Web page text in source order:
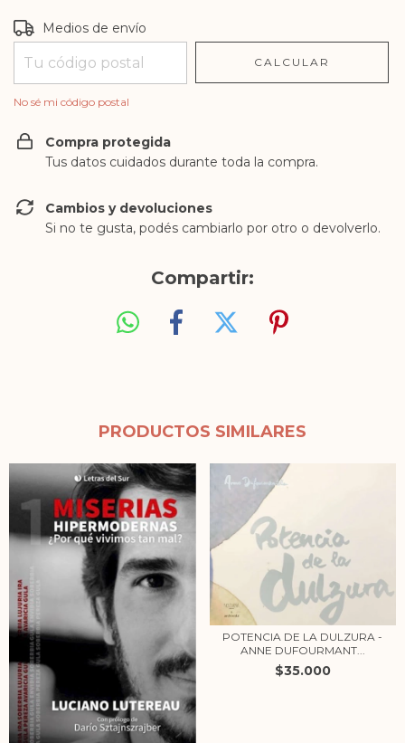
Entregas para el CP:
Medios de envío
CALCULAR
No sé mi código postal
Compra protegida
Tus datos cuidados durante toda la compra.
Cambios y devoluciones
Si no te gusta, podés cambiarlo por otro o devolverlo.
Compartir:
PRODUCTOS SIMILARES
POTENCIA DE LA DULZURA -
ANNE DUFOURMANT...
$35.000